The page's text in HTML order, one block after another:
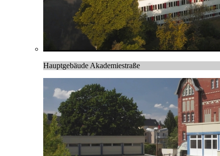
Hauptgebäude Akademiestraße